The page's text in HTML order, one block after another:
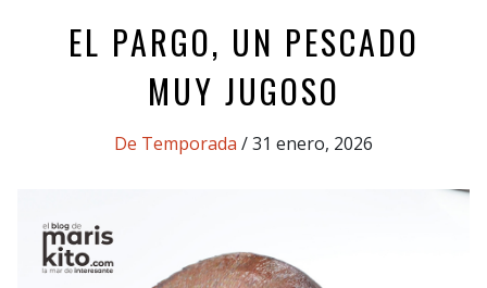
EL PARGO, UN PESCADO
MUY JUGOSO
Categories
De Temporada / 31 enero, 2026